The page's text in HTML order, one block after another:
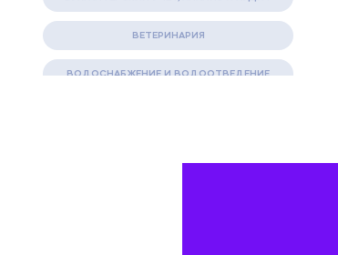
ВЕТЕРИНАРИЯ
ВОДОСНАБЖЕНИЕ И ВОДООТВЕДЕНИЕ